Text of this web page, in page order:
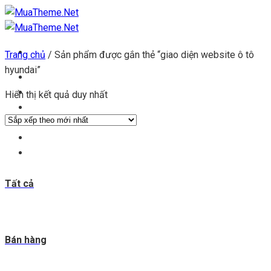
Chuyển
đến
dung
Kho theme
Get theme
Trang chủ / Sản phẩm được gắn thẻ “giao diện website ô tô
hyundai”
Hiển thị kết quả duy nhất
Tất cả
Bán hàng